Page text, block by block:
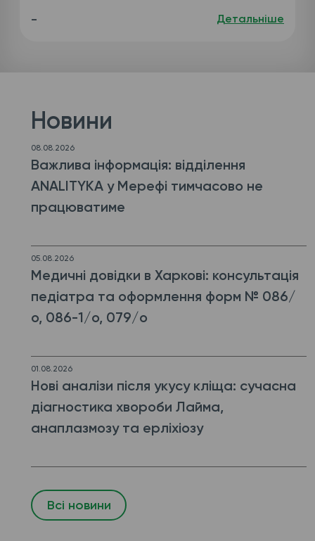
- Детальніше
Новини
08.08.2026
Важлива інформація: відділення
ANALITYKA у Мерефі тимчасово не
працюватиме
05.08.2026
Медичні довідки в Харкові: консультація
педіатра та оформлення форм № 086/
о, 086-1/о, 079/о
01.08.2026
Нові аналізи після укусу кліща: сучасна
діагностика хвороби Лайма,
анаплазмозу та ерліхіозу
Всі новини